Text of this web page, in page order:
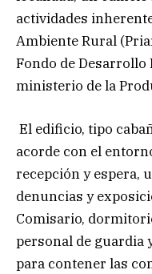
actividades
Ambiente Rural
Fondo de
ministerio de la
El edificio, tipo
acorde con el
recepción y espera,
denuncias y
Comisario,
personal de guardia
para contener las